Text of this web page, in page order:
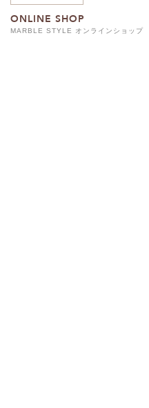
ONLINE SHOP
MARBLE STYLE オンラインショップ